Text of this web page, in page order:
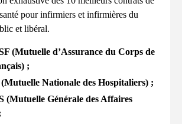
pour infirmiers et infirmières du
et libéral.
(Mutuelle d’Assurance du Corps de
;
Nationale des Hospitaliers) ;
(Mutuelle Générale des Affaires